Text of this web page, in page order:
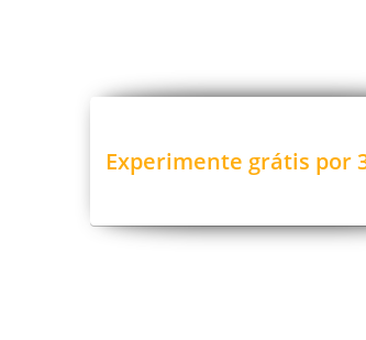
Experimente grátis por